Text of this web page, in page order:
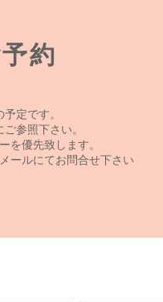
約
定です。
参照下さい。
を優先致します。
ールにてお問合せ下さい